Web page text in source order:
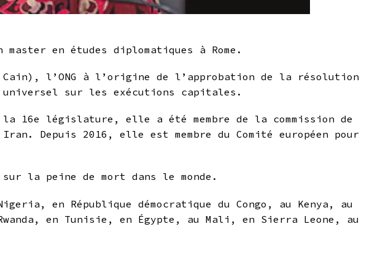
en études diplomatiques à Rome.
l’ONG à l’origine de l’approbation de la résolution
universel sur les exécutions capitales.
16e législature, elle a été membre de la commission de
Depuis 2016, elle est membre du Comité européen pour
la peine de mort dans le monde.
en République démocratique du Congo, au Kenya, au
en Tunisie, en Égypte, au Mali, en Sierra Leone, au